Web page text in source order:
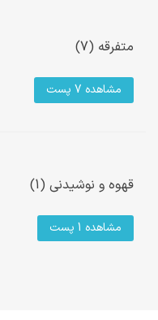
متفرقه (7)
مشاهده 7 پست
قهوه و نوشیدنی (1)
مشاهده 1 پست